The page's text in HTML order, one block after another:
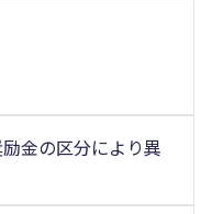
金の区分により異